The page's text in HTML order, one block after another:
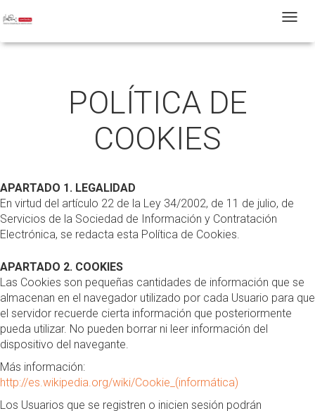
T
POLÍTICA DE
COOKIES
APARTADO 1. LEGALIDAD
En virtud del artículo 22 de la Ley 34/2002, de 11 de julio, de
Servicios de la Sociedad de Información y Contratación
Electrónica, se redacta esta Política de Cookies.
APARTADO 2. COOKIES
Las Cookies son pequeñas cantidades de información que se
almacenan en el navegador utilizado por cada Usuario para que
el servidor recuerde cierta información que posteriormente
pueda utilizar. No pueden borrar ni leer información del
dispositivo del navegante.
Más información:
http://es.wikipedia.org/wiki/Cookie_(informática)
Los Usuarios que se registren o inicien sesión podrán